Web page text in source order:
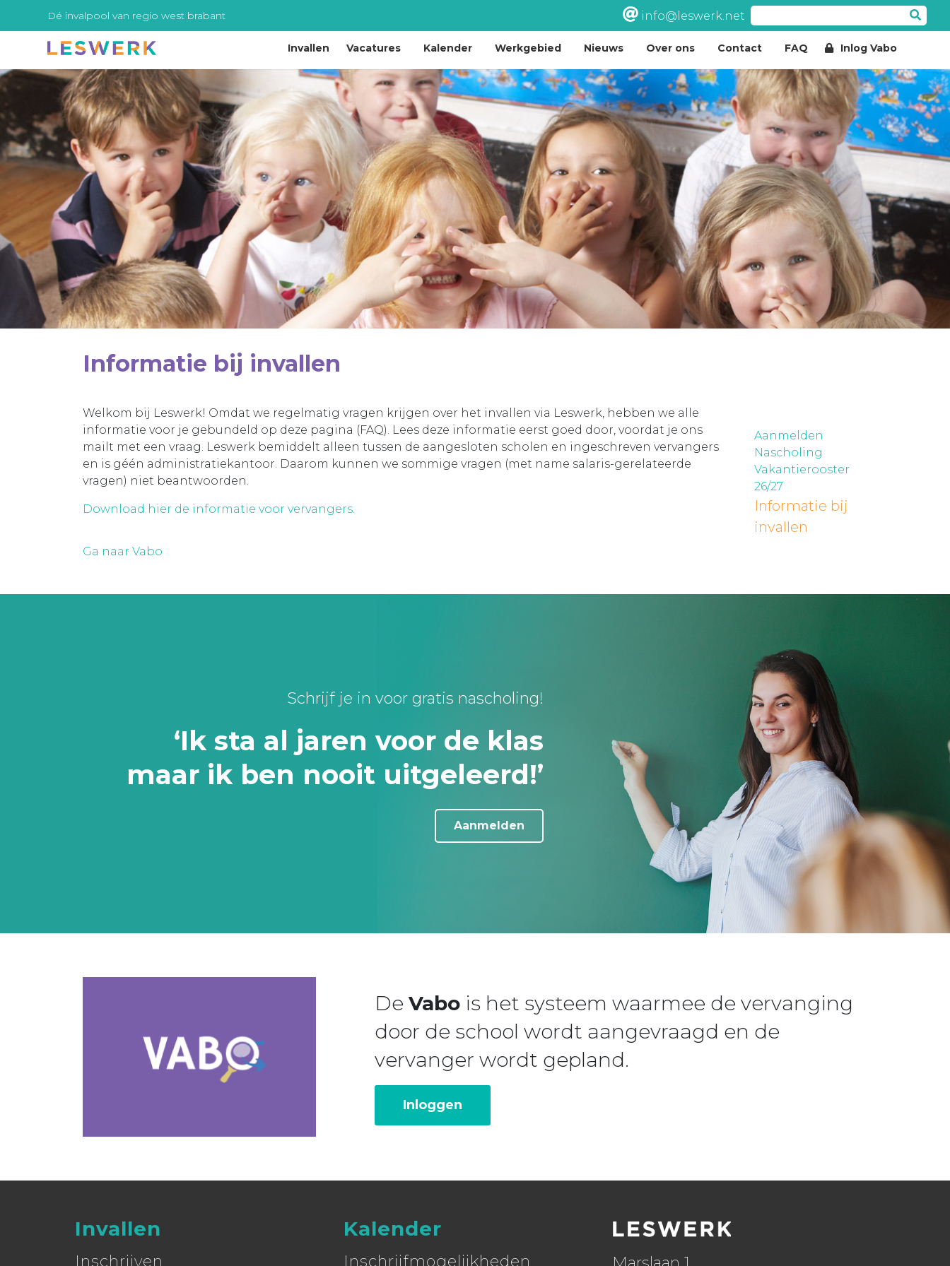
Dé invalpool van regio west brabant info@leswerk.net
Invallen Vacatures Kalender Werkgebied Nieuws Over ons Contact FAQ Inlog Vabo
Informatie bij invallen
Welkom bij Leswerk! Omdat we regelmatig vragen krijgen over het invallen via Leswerk, hebben we alle
informatie voor je gebundeld op deze pagina (FAQ). Lees deze informatie eerst goed door, voordat je ons
mailt met een vraag. Leswerk bemiddelt alleen tussen de aangesloten scholen en ingeschreven vervangers
en is géén administratiekantoor. Daarom kunnen we sommige vragen (met name salaris-gerelateerde
vragen) niet beantwoorden.
Download hier de informatie voor vervangers.
Aanmelden
Nascholing
Vakantierooster
26/27
Informatie bij
invallen
Ga naar Vabo
Schrijf je in voor gratis nascholing!
‘Ik sta al jaren voor de klas
maar ik ben nooit uitgeleerd!’
Aanmelden
De Vabo is het systeem waarmee de vervanging
door de school wordt aangevraagd en de
vervanger wordt gepland.
Inloggen
Invallen
Inschrijven
Kalender
Inschrijfmogelijkheden